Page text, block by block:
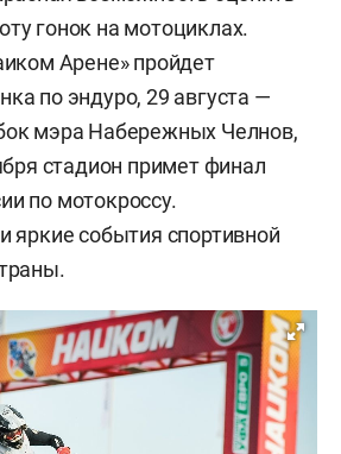
гонок на мотоциклах.
Арене» пройдет
по эндуро, 29 августа —
мэра Набережных Челнов,
стадион примет финал
по мотокроссу.
яркие события спортивной